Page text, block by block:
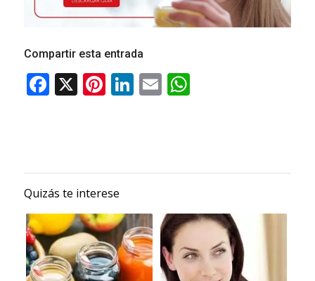
Compartir esta entrada
Quizás te interese